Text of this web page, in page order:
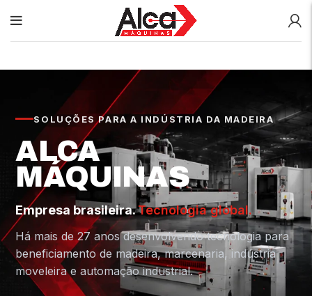
SOLUÇÕES PARA A INDÚSTRIA DA MADEIRA
ALCA
MÁQUINAS
Empresa brasileira.Tecnologia global.
Há mais de 27 anos desenvolvendo tecnologia para
beneficiamento de madeira, marcenaria, indústria
moveleira e automação industrial.